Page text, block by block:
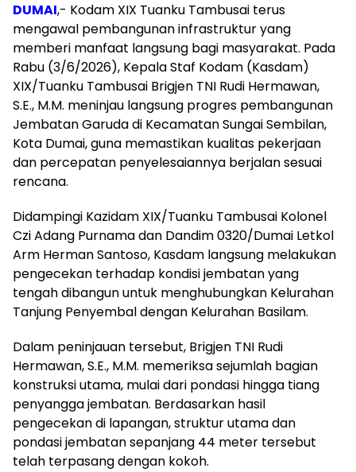
DUMAI,- Kodam XIX Tuanku Tambusai terus
mengawal pembangunan infrastruktur yang
memberi manfaat langsung bagi masyarakat. Pada
Rabu (3/6/2026), Kepala Staf Kodam (Kasdam)
XIX/Tuanku Tambusai Brigjen TNI Rudi Hermawan,
S.E., M.M. meninjau langsung progres pembangunan
Jembatan Garuda di Kecamatan Sungai Sembilan,
Kota Dumai, guna memastikan kualitas pekerjaan
dan percepatan penyelesaiannya berjalan sesuai
rencana.
Didampingi Kazidam XIX/Tuanku Tambusai Kolonel
Czi Adang Purnama dan Dandim 0320/Dumai Letkol
Arm Herman Santoso, Kasdam langsung melakukan
pengecekan terhadap kondisi jembatan yang
tengah dibangun untuk menghubungkan Kelurahan
Tanjung Penyembal dengan Kelurahan Basilam.
Dalam peninjauan tersebut, Brigjen TNI Rudi
Hermawan, S.E., M.M. memeriksa sejumlah bagian
konstruksi utama, mulai dari pondasi hingga tiang
penyangga jembatan. Berdasarkan hasil
pengecekan di lapangan, struktur utama dan
pondasi jembatan sepanjang 44 meter tersebut
telah terpasang dengan kokoh.